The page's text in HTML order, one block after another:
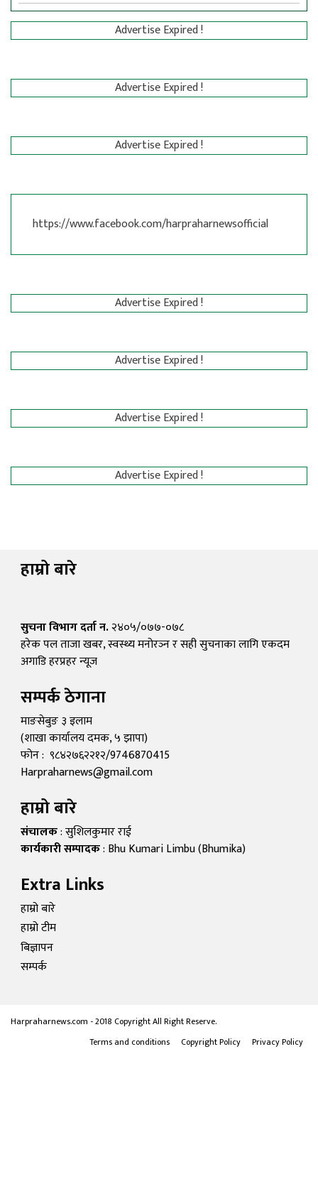
Advertise Expired !
Advertise Expired !
Advertise Expired !
https://www.facebook.com/harpraharnewsofficial
Advertise Expired !
Advertise Expired !
Advertise Expired !
Advertise Expired !
हाम्रो बारे
सुचना विभाग दर्ता न.२४०५/०७७-०७८
हरेक पल ताजा खबर, स्वस्थ्य मनोरञ्न र सही सुचनाका लागि एकदम
अगाडि हरप्रहर न्यूज
सम्पर्क ठेगाना
माङसेबुङ ३ इलाम
(शाखा कार्यालय दमक, ५ झापा)
फोन : ९८४२७६२२१२/9746870415
Harpraharnews@gmail.com
हाम्रो बारे
संचालक: सुशिलकुमार राई
कार्यकारी सम्पादक: Bhu Kumari Limbu (Bhumika)
Extra Links
हाम्रो बारे
हाम्रो टीम
बिज्ञापन
सम्पर्क
Harpraharnews.com - 2018 Copyright All Right Reserve.
Terms and conditions
Copyright Policy Privacy Policy